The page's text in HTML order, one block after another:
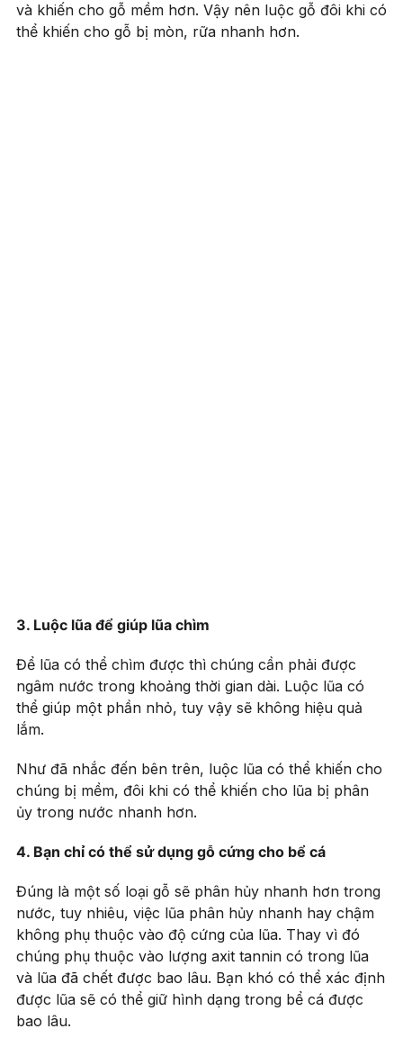
và khiến cho gỗ mềm hơn. Vậy nên luộc gỗ đôi khi có
thể khiến cho gỗ bị mòn, rữa nhanh hơn.
3. Luộc lũa để giúp lũa chìm
Để lũa có thể chìm được thì chúng cần phải được
ngâm nước trong khoảng thời gian dài. Luộc lũa có
thể giúp một phần nhỏ, tuy vậy sẽ không hiệu quả
lắm.
Như đã nhắc đến bên trên, luộc lũa có thể khiến cho
chúng bị mềm, đôi khi có thể khiến cho lũa bị phân
ủy trong nước nhanh hơn.
4. Bạn chỉ có thể sử dụng gỗ cứng cho bể cá
Đúng là một số loại gỗ sẽ phân hủy nhanh hơn trong
nước, tuy nhiêu, việc lũa phân hủy nhanh hay chậm
không phụ thuộc vào độ cứng của lũa. Thay vì đó
chúng phụ thuộc vào lượng axit tannin có trong lũa
và lũa đã chết được bao lâu. Bạn khó có thể xác định
được lũa sẽ có thể giữ hình dạng trong bể cá được
bao lâu.